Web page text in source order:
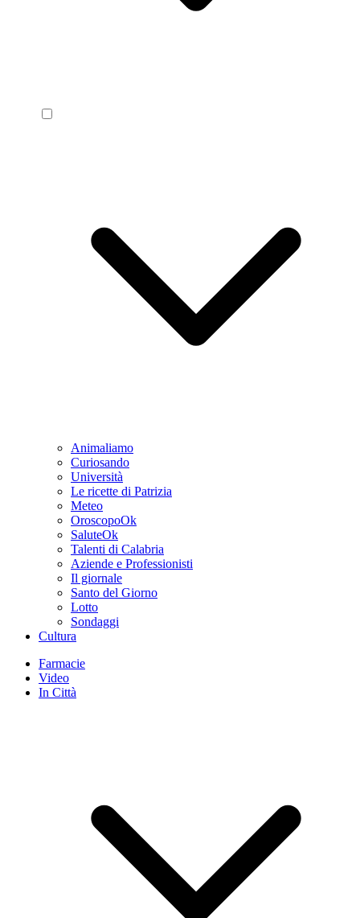
Animaliamo
Curiosando
Università
Le ricette di Patrizia
Meteo
OroscopoOk
SaluteOk
Talenti di Calabria
Aziende e Professionisti
Il giornale
Santo del Giorno
Lotto
Sondaggi
Cultura
Farmacie
Video
In Città